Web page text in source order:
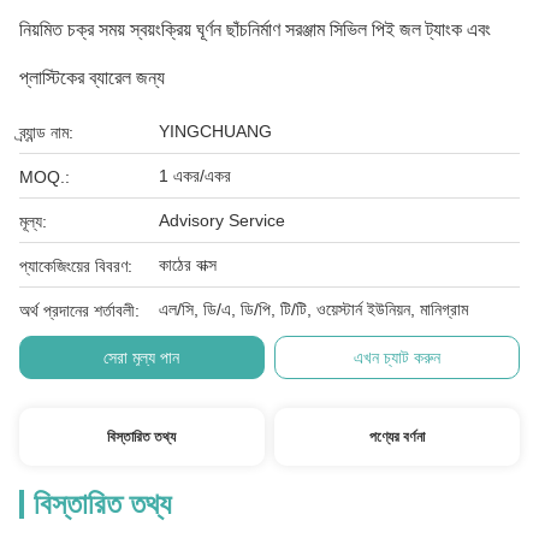
নিয়মিত চক্র সময় স্বয়ংক্রিয় ঘূর্ণন ছাঁচনির্মাণ সরঞ্জাম সিভিল পিই জল ট্যাংক এবং
প্লাস্টিকের ব্যারেল জন্য
ব্র্যান্ড নাম: YINGCHUANG
MOQ.: 1 একর/একর
মূল্য: Advisory Service
প্যাকেজিংয়ের বিবরণ: কাঠের বাক্স
অর্থ প্রদানের শর্তাবলী: এল/সি, ডি/এ, ডি/পি, টি/টি, ওয়েস্টার্ন ইউনিয়ন, মানিগ্রাম
সেরা মূল্য পান এখন চ্যাট করুন
বিস্তারিত তথ্য পণ্যের বর্ণনা
বিস্তারিত তথ্য